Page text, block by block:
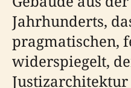
Jahrhunderts,
pragmatischen,
widerspiegelt,